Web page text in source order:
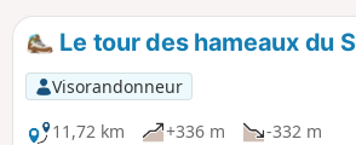
Le tour des hameaux du
Visorandonneur
11,72 km
+336 m
-332 m